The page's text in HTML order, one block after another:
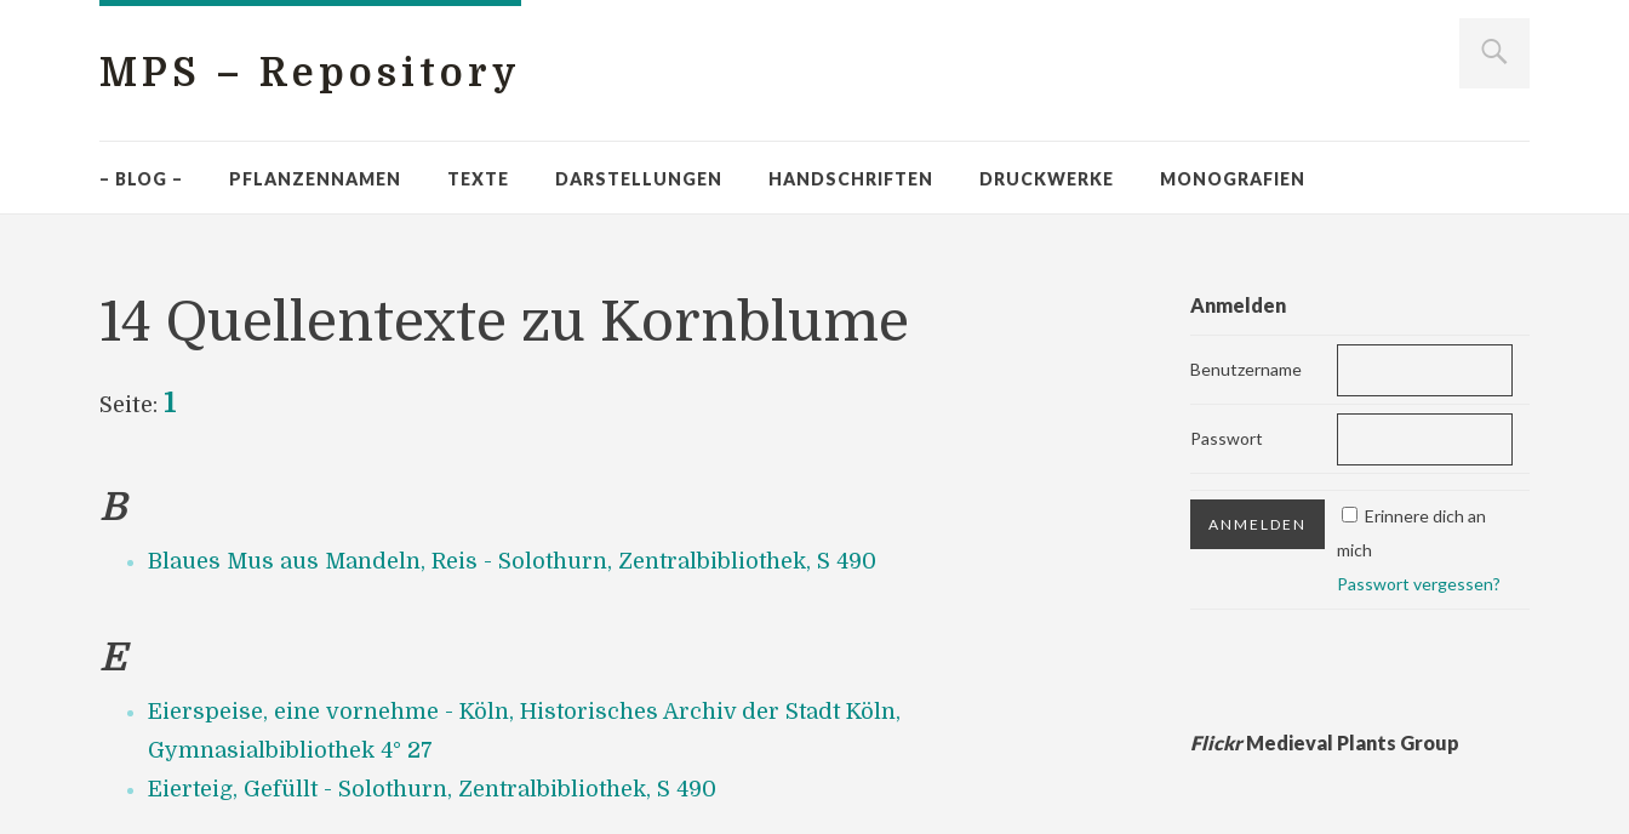
MPS – Repository
– BLOG – PFLANZENNAMEN TEXTE DARSTELLUNGEN HANDSCHRIFTEN DRUCKWERKE MONOGRAFIEN
14 Quellentexte zu Kornblume
Seite: 1
B
Blaues Mus aus Mandeln, Reis - Solothurn, Zentralbibliothek, S 490
E
Eierspeise, eine vornehme - Köln, Historisches Archiv der Stadt Köln,
Gymnasialbibliothek 4° 27
Eierteig, Gefüllt - Solothurn, Zentralbibliothek, S 490
Anmelden
Benutzername
Passwort
Erinnere dich an
mich
Passwort vergessen?
FlickrMedieval Plants Group